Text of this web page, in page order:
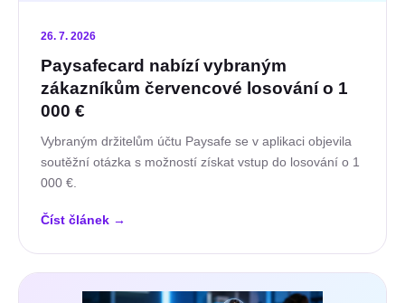
26. 7. 2026
Paysafecard nabízí vybraným
zákazníkům červencové losování o 1
000 €
Vybraným držitelům účtu Paysafe se v aplikaci objevila
soutěžní otázka s možností získat vstup do losování o 1
000 €.
Číst článek →